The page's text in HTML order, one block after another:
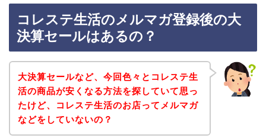
コレステ生活のメルマガ登録後の大
決算セールはあるの？
大決算セールなど、今回色々とコレステ生
活の商品が安くなる方法を探していて思っ
たけど、コレステ生活のお店ってメルマガ
などをしていないの？